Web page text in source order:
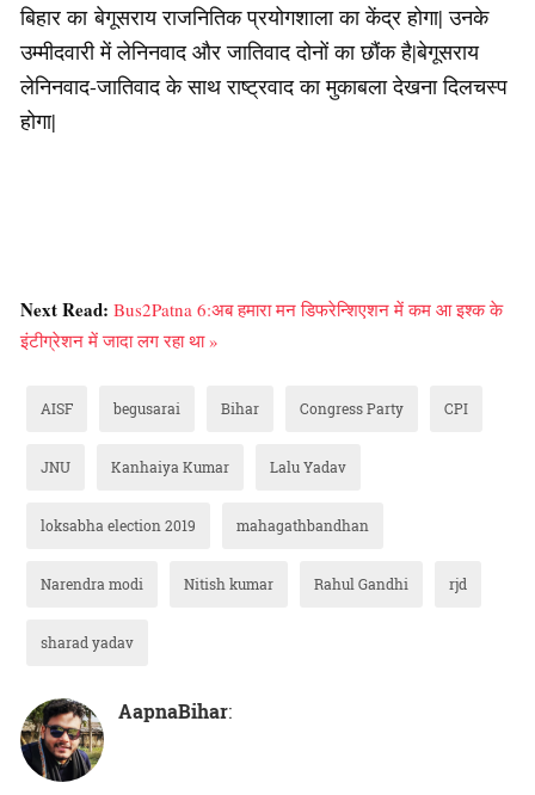
बिहार का बेगूसराय राजनितिक प्रयोगशाला का केंद्र होगा| उनके
उम्मीदवारी में लेनिनवाद और जातिवाद दोनों का छौंक है|बेगूसराय
लेनिनवाद-जातिवाद के साथ राष्ट्रवाद का मुकाबला देखना दिलचस्प
होगा|
Next Read: Bus2Patna 6:अब हमारा मन डिफरेन्शिएशन में कम आ इश्क के
इंटीग्रेशन में जादा लग रहा था »
AISF begusarai Bihar Congress Party CPI
JNU Kanhaiya Kumar Lalu Yadav
loksabha election 2019 mahagathbandhan
Narendra modi Nitish kumar Rahul Gandhi rjd
sharad yadav
AapnaBihar: